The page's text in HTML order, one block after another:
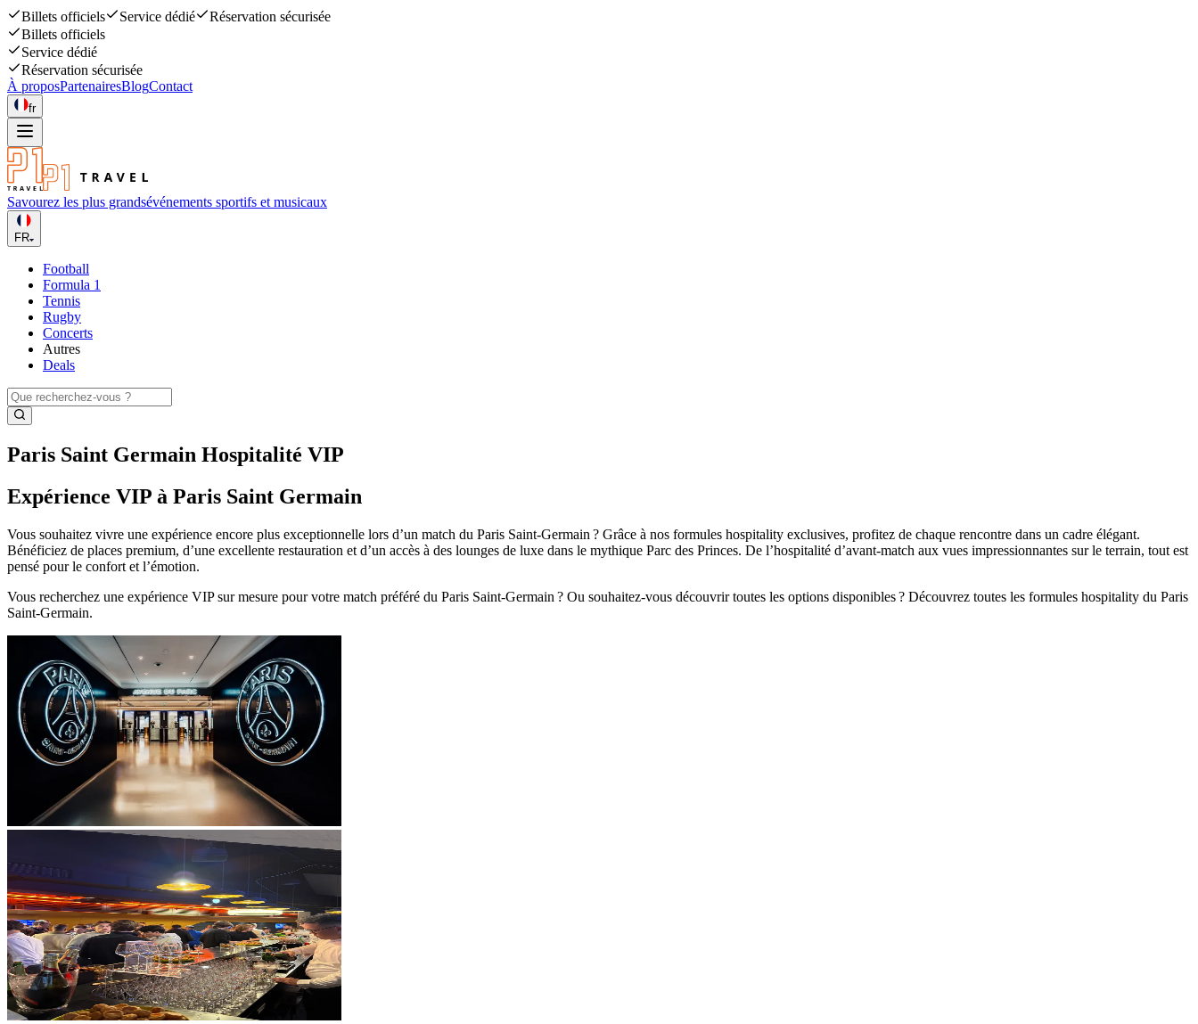
Billets officiels Service dédié
Réservation sécurisée
Billets officiels
Service dédié
Réservation sécurisée
À proposPartenairesBlogContact
fr
Savourez les plus grandsévénements sportifs et musicaux
FR
Football
Formula 1
Tennis
Rugby
Concerts
Autres
Deals
Paris Saint Germain Hospitalité VIP
Expérience VIP à Paris Saint Germain
Vous souhaitez vivre une expérience encore plus exceptionnelle lors d’un match du Paris Saint‑Germain ? Grâce à nos formules hospitality exclusives, profitez de chaque rencontre dans un cadre élégant.
Bénéficiez de places premium, d’une excellente restauration et d’un accès à des lounges de luxe dans le mythique Parc des Princes. De l’hospitalité d’avant‑match aux vues impressionnantes sur le terrain, tout est
pensé pour le confort et l’émotion.
Vous recherchez une expérience VIP sur mesure pour votre match préféré du Paris Saint‑Germain ? Ou souhaitez‑vous découvrir toutes les options disponibles ? Découvrez toutes les formules hospitality du Paris
Saint‑Germain.